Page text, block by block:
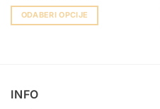
ODABERI OPCIJE
varijanti.
INFO